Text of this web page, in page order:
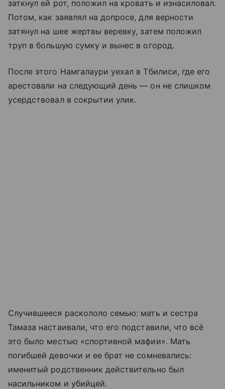
заткнул ей рот, положил на кровать и изнасиловал.
Потом, как заявлял на допросе, для верности
затянул на шее жертвы веревку, затем положил
труп в большую сумку и вынес в огород.
После этого Намгалаури уехал в Тбилиси, где его
арестовали на следующий день — он не слишком
усердствовал в сокрытии улик.
Случившееся раскололо семью: мать и сестра
Тамаза настаивали, что его подставили, что всё
это было местью «спортивной мафии». Мать
погибшей девочки и ее брат не сомневались:
именитый родственник действительно был
насильником и убийцей.